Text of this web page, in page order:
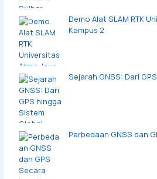
Demo Alat SLAM RTK
Kampus 2
Sejarah GNSS: Dari
Perbedaan GNSS dan